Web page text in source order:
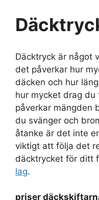
Däcktryck är något
det påverkar hur
däcken och hur
hur mycket drag
påverkar mängden
du svänger och
åtanke är det inte
viktigt att följa det
däcktrycket för ditt
lag.
priser